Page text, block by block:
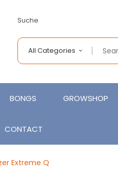
Suche
All Categories
BONGS GROWSHOP
CONTACT
Extreme Q